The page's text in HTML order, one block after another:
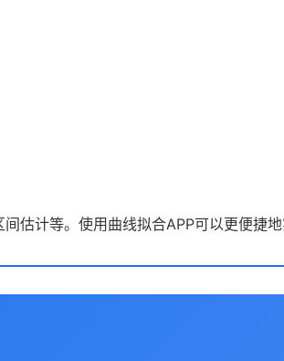
估计等。使用曲线拟合APP可以更便捷地